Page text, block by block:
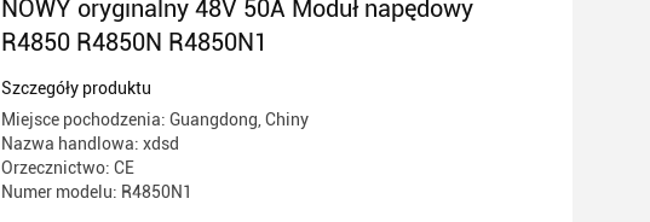
NOWY oryginalny 48V 50A Moduł napędowy
R4850 R4850N R4850N1
Szczegóły produktu
Miejsce pochodzenia: Guangdong, Chiny
Nazwa handlowa: xdsd
Orzecznictwo: CE
Numer modelu: R4850N1